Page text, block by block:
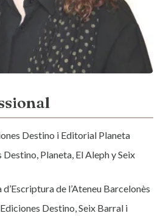
Destino i Editorial Planeta
Planeta, El Aleph y Seix
de l’Ateneu Barcelonès
Destino, Seix Barral i